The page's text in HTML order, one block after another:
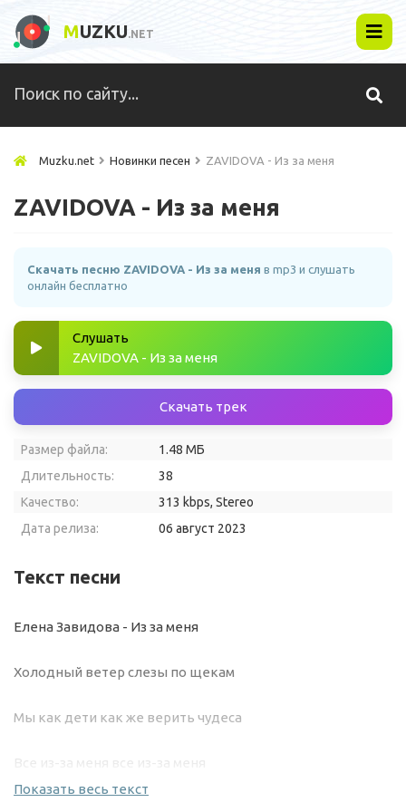
MUZKU.NET
Muzku.net Новинки песен ZAVIDOVA - Из за меня
ZAVIDOVA - Из за меня
Скачать песню ZAVIDOVA - Из за меня в mp3 и слушать
онлайн бесплатно
Слушать
ZAVIDOVA - Из за меня
Скачать трек
Размер файла:
1.48 МБ
Длительность:
38
Качество:
313 kbps, Stereo
Дата релиза:
06 август 2023
Текст песни
Елена Завидова - Из за меня
Холодный ветер слезы по щекам
Мы как дети как же верить чудеса
Все из-за меня все из-за меня
Показать весь текст